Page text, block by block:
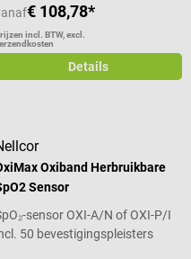
€ 108,78*
incl. BTW, excl.
Details
Oxiband Herbruikbare
Sensor
sensor OXI-A/N of OXI-P/I
50 bevestigingspleisters